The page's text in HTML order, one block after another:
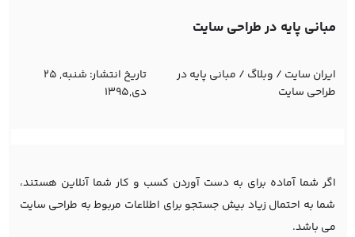
مبانی پایه در طراحی سایت
ایران سایت / وبلاگ / مبانی پایه در
طراحی سایت
تاریخ انتشار:
شنبه, 25
دی,1395
اگر شما آماده برای به دست آوردن کسب و کار شما آنلاین هستند،
شما به احتمال زیاد بیش جستجو برای اطلاعات مربوط به طراحی سایت
می باشد.